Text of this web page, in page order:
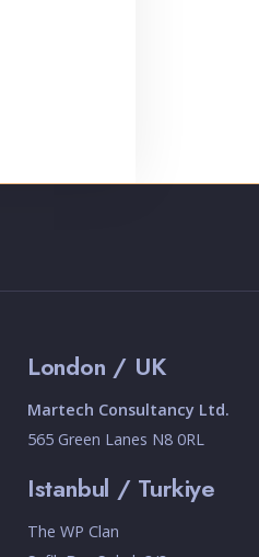
London / UK
Martech Consultancy Ltd.
565 Green Lanes N8 0RL
Istanbul / Turkiye
The WP Clan